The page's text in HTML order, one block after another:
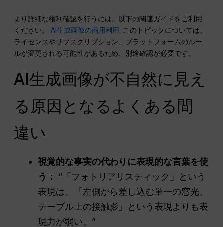
より詳細な権利確認を行うには、以下の関連ガイドをご利用
ください。AI生成画像の商用利用. このトピックについては、
ライセンスやサブスクリプション、プラットフォームのルー
ルが変更される可能性があるため、別途確認が必要です。.
AI生成画像が不自然に見え
る原因となるよくある間
違い
視覚的な事実の代わりに表現的な言葉を使
う：
“「フォトリアリスティック」という
表現は、「左側から差し込む単一の窓光、
テーブル上の接触影」という表現よりも表
現力が弱い。”